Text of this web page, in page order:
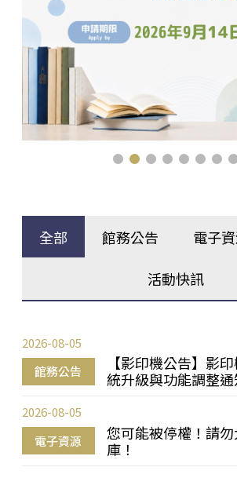
全部 館務公告 電子
活動快訊
館務公告
【影印機公告】影
統升級與功能調整通
2026-08-05
電子資源
您可能被停權！請
庫！
2026-08-05